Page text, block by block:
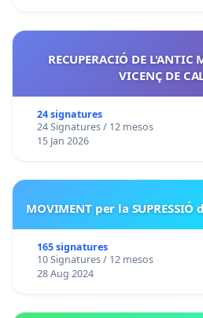
RECUPERACIÓ DE L'ANTIC
VICENÇ DE
24 signatures
24 Signatures / 12 mesos
15 Jan 2026
MOVIMENT per la SUPRESSIÓ
165 signatures
10 Signatures / 12 mesos
28 Aug 2024